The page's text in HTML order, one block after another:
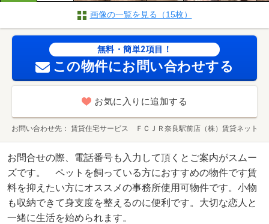
画像の一覧を見る（15枚）
無料・簡単2項目！
この物件にお問い合わせする
お気に入りに追加する
お問い合わせ先 賃貸住宅サービス ＦＣＪＲ奈良駅前店（株）賃貸ネット
お問合せの際、電話番号も入力して頂くとご案内がスムー
ズです。 ペットを飼っている方におすすめの物件です賃
料を抑えたい方にオススメの事務所使用可物件です。小物
も収納できて身支度を整えるのに便利です。大切な恋人と
一緒に生活を始められます。